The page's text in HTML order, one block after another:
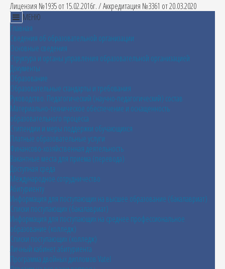
Лицензия №1935 от 15.02.2016г. / Аккредитация №3361 от 20.03.2020
МЕНЮ
Главная
Сведения об образовательной организации
Основные сведения
Структура и органы управления образовательной организацией
Документы
Образование
Образовательные стандарты и требования
Руководство. Педагогический (научно-педагогический) состав
Материально-техническое обеспечение и оснащенность
образовательного процесса
Стипендии и меры поддержки обучающихся
Платные образовательные услуги
Финансово-хозяйственная деятельность
Вакантные места для приема (перевода)
Доступная среда
Международное сотрудничество
Абитуриенту
Информация для поступающих на высшее образование (бакалавриат)
Списки поступающих (бакалавриат)
Информация для поступающих на среднее профессиональное
образование (колледж)
Списки поступающих (колледж)
Личный кабинет абитуриента
Программа двойных дипломов Vatel